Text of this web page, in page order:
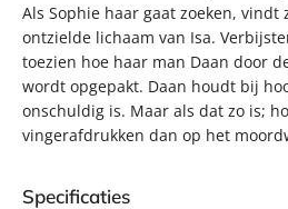
Als Sophie haar gaat zoeken,
ontzielde lichaam van Isa.
toezien hoe haar man Daan door
wordt opgepakt. Daan houdt bij
onschuldig is. Maar als dat zo is;
vingerafdrukken dan op het
Specificaties